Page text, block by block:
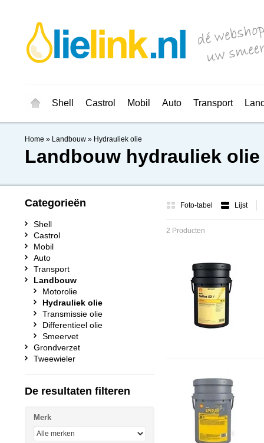
Shell Castrol Mobil Auto Transport
Home » Landbouw » Hydrauliek olie
Landbouw hydrauliek olie
Foto-tabel Lijst
2 Producten
Categorieën
Shell
Castrol
Mobil
Auto
Transport
Landbouw
Motorolie
Hydrauliek olie
Transmissie olie
Differentieel olie
Smeervet
Grondverzet
Tweewieler
De resultaten filteren
Merk